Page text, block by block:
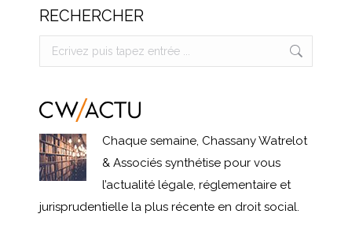
RECHERCHER
Search:
Chaque semaine, Chassany Watrelot
& Associés synthétise pour vous
l’actualité légale, réglementaire et
jurisprudentielle la plus récente en droit social.